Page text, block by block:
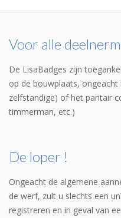
Voor alle
De LisaBadges zijn
op de bouwplaats,
zelfstandige) of het paritair
timmerman, etc.)
De loper !
Ongeacht de algemene
de werf, zult u slechts een
registreren en in geval van